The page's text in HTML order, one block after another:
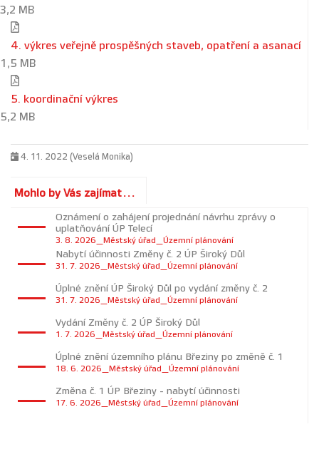
3,2 MB
4. výkres veřejně prospěšných staveb, opatření a asanací
1,5 MB
5. koordinační výkres
5,2 MB
4. 11. 2022 (Veselá Monika)
Mohlo by Vás zajímat...
Oznámení o zahájení projednání návrhu zprávy o
uplatňování ÚP Telecí
3. 8. 2026_Městský úřad_Územní plánování
Nabytí účinnosti Změny č. 2 ÚP Široký Důl
31. 7. 2026_Městský úřad_Územní plánování
Úplné znění ÚP Široký Důl po vydání změny č. 2
31. 7. 2026_Městský úřad_Územní plánování
Vydání Změny č. 2 ÚP Široký Důl
1. 7. 2026_Městský úřad_Územní plánování
Úplné znění územního plánu Březiny po změně č. 1
18. 6. 2026_Městský úřad_Územní plánování
Změna č. 1 ÚP Březiny - nabytí účinnosti
17. 6. 2026_Městský úřad_Územní plánování